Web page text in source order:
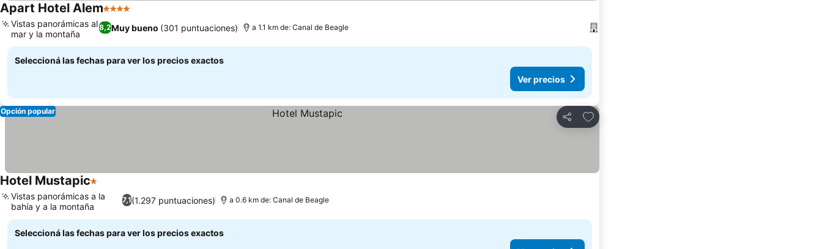
Apart Hotel Alem4 Estrellas
8,2Muy bueno (301 puntuaciones)
Vistas panorámicas al
mar y la montaña
a 1.1 km de: Canal de Beagle
Seleccioná las fechas para ver los precios exactos
Ver precios
Compartir
Añadir a favoritos
Opción popular
Hotel Mustapic1 Estrellas
7,1(1.297 puntuaciones)
Vistas panorámicas a la
bahía y a la montaña
a 0.6 km de: Canal de Beagle
Seleccioná las fechas para ver los precios exactos